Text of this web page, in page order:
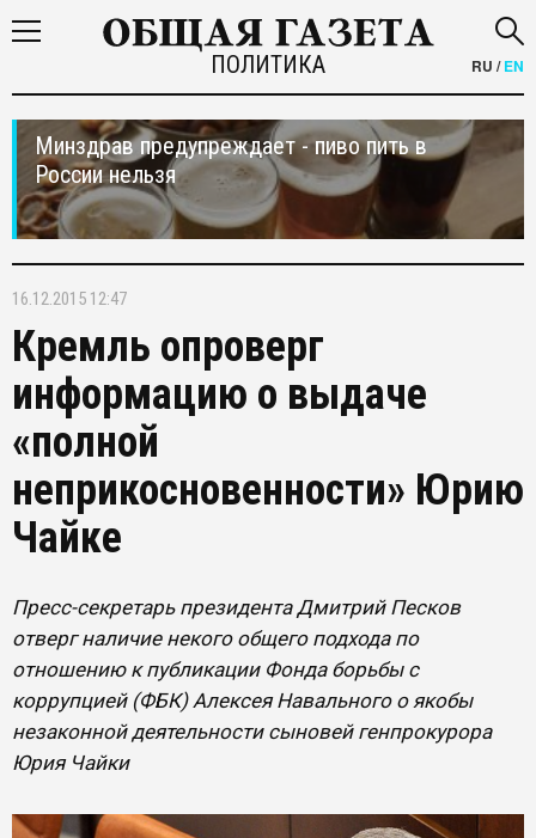
ПОЛИТИКА RU /EN
Минздрав предупреждает - пиво пить в
России нельзя
16.12.2015 12:47
Кремль опроверг
информацию о выдаче
«полной
неприкосновенности» Юрию
Чайке
Пресс-секретарь президента Дмитрий Песков
отверг наличие некого общего подхода по
отношению к публикации Фонда борьбы с
коррупцией (ФБК) Алексея Навального о якобы
незаконной деятельности сыновей генпрокурора
Юрия Чайки